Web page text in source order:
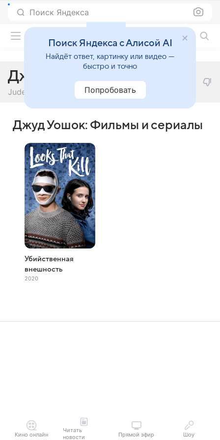
Поиск Яндекса
Джуд Уошок
Jude Washock
Джуд Уошок: Фильмы и сериалы
Убийственная
внешность
2020
Кино онлайн
Читать
новости
Прямой эфир Шоу
Поиск Яндекса с Алисой AI
Найдёт ответ, картинку или видео —
быстро и точно
Попробовать